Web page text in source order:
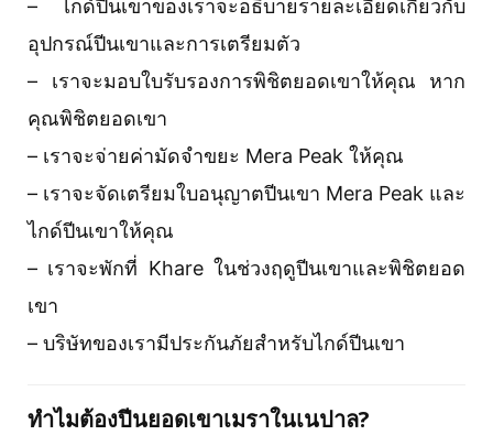
– ไกด์ปีนเขาของเราจะอธิบายรายละเอียดเกี่ยวกับ
อุปกรณ์ปีนเขาและการเตรียมตัว
– เราจะมอบใบรับรองการพิชิตยอดเขาให้คุณ หาก
คุณพิชิตยอดเขา
– เราจะจ่ายค่ามัดจำขยะ Mera Peak ให้คุณ
– เราจะจัดเตรียมใบอนุญาตปีนเขา Mera Peak และ
ไกด์ปีนเขาให้คุณ
– เราจะพักที่ Khare ในช่วงฤดูปีนเขาและพิชิตยอด
เขา
– บริษัทของเรามีประกันภัยสำหรับไกด์ปีนเขา
ทำไมต้องปีนยอดเขาเมราในเนปาล?